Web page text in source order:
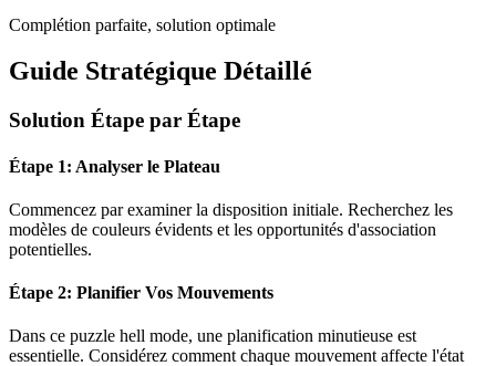
Complétion parfaite, solution optimale
Guide Stratégique Détaillé
Solution Étape par Étape
Étape 1: Analyser le Plateau
Commencez par examiner la disposition initiale. Recherchez les
modèles de couleurs évidents et les opportunités d'association
potentielles.
Étape 2: Planifier Vos Mouvements
Dans ce puzzle hell mode, une planification minutieuse est
essentielle. Considérez comment chaque mouvement affecte l'état